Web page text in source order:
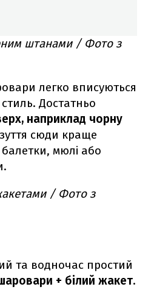
штанами / Фото з
легко вписуються
Достатньо
наприклад чорну
сюди краще
мюлі або
/ Фото з
та водночас простий
+ білий жакет.